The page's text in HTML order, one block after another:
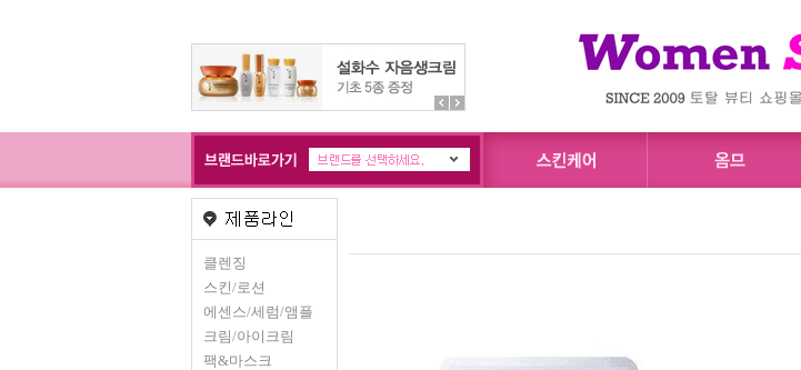
클렌징
스킨/로션
에센스/세럼/앰플
크림/아이크림
팩&마스크